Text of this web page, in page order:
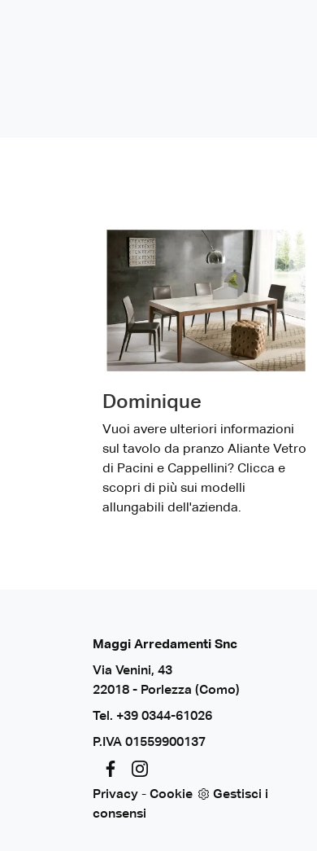
Dominique
Vuoi avere ulteriori informazioni
sul tavolo da pranzo Aliante Vetro
di Pacini e Cappellini? Clicca e
scopri di più sui modelli
allungabili dell'azienda.
Maggi Arredamenti Snc
Via Venini, 43
22018 - Porlezza (Como)
Tel. +39 0344-61026
P.IVA 01559900137
Privacy - Cookie
Gestisci i
consensi